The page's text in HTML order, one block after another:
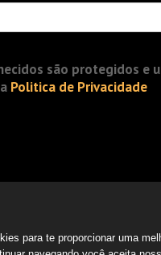
são protegidos e
Politica de Privacidade
para te proporcionar uma